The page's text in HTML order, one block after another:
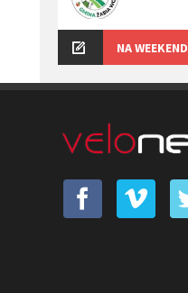
NA WEEKEND